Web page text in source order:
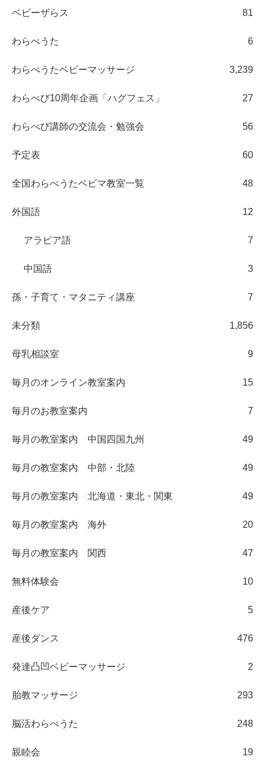
ベビーザらス 81
わらべうた 6
わらべうたベビーマッサージ 3,239
わらべび10周年企画「ハグフェス」 27
わらべび講師の交流会・勉強会 56
予定表 60
全国わらべうたベビマ教室一覧 48
外国語 12
アラビア語 7
中国語 3
孫・子育て・マタニティ講座 7
未分類 1,856
母乳相談室 9
毎月のオンライン教室案内 15
毎月のお教室案内 7
毎月の教室案内 中国四国九州 49
毎月の教室案内 中部・北陸 49
毎月の教室案内 北海道・東北・関東 49
毎月の教室案内 海外 20
毎月の教室案内 関西 47
無料体験会 10
産後ケア 5
産後ダンス 476
発達凸凹ベビーマッサージ 2
胎教マッサージ 293
脳活わらべうた 248
親睦会 19